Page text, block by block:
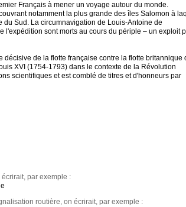
Français à mener un voyage autour du monde.
notamment la plus grande des îles Salomon à
Sud. La circumnavigation de Louis-Antoine de
l'expédition sont morts au cours du périple – un exploit
de la flotte française contre la flotte britannique
XVI (1754-1793) dans le contexte de la Révolution
scientifiques et est comblé de titres et d'honneurs par
par exemple :
routière, on écrirait, par exemple :